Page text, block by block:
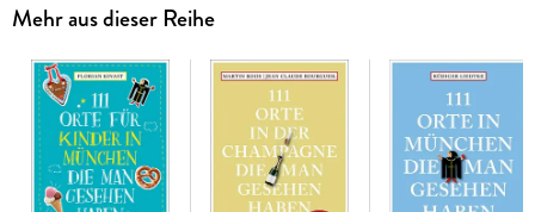
Mehr aus dieser Reihe